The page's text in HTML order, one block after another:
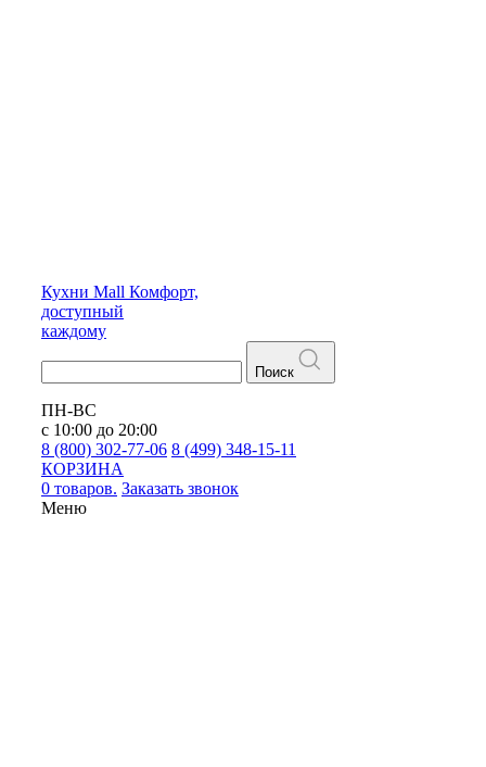
Кухни Mall Комфорт,
доступный
каждому
Поиск
ПН-ВС
с 10:00 до 20:00
8 (800) 302-77-06 8 (499) 348-15-11
КОРЗИНА
0 товаров. Заказать звонок
Меню